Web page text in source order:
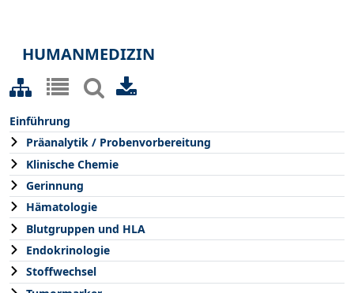
HUMANMEDIZIN
Einführung
Präanalytik / Probenvorbereitung
Klinische Chemie
Gerinnung
Hämatologie
Blutgruppen und HLA
Endokrinologie
Stoffwechsel